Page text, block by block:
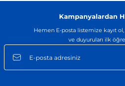
Kampanyalardan
Hemen E-posta listemize kayıt
ve duyuruları ilk